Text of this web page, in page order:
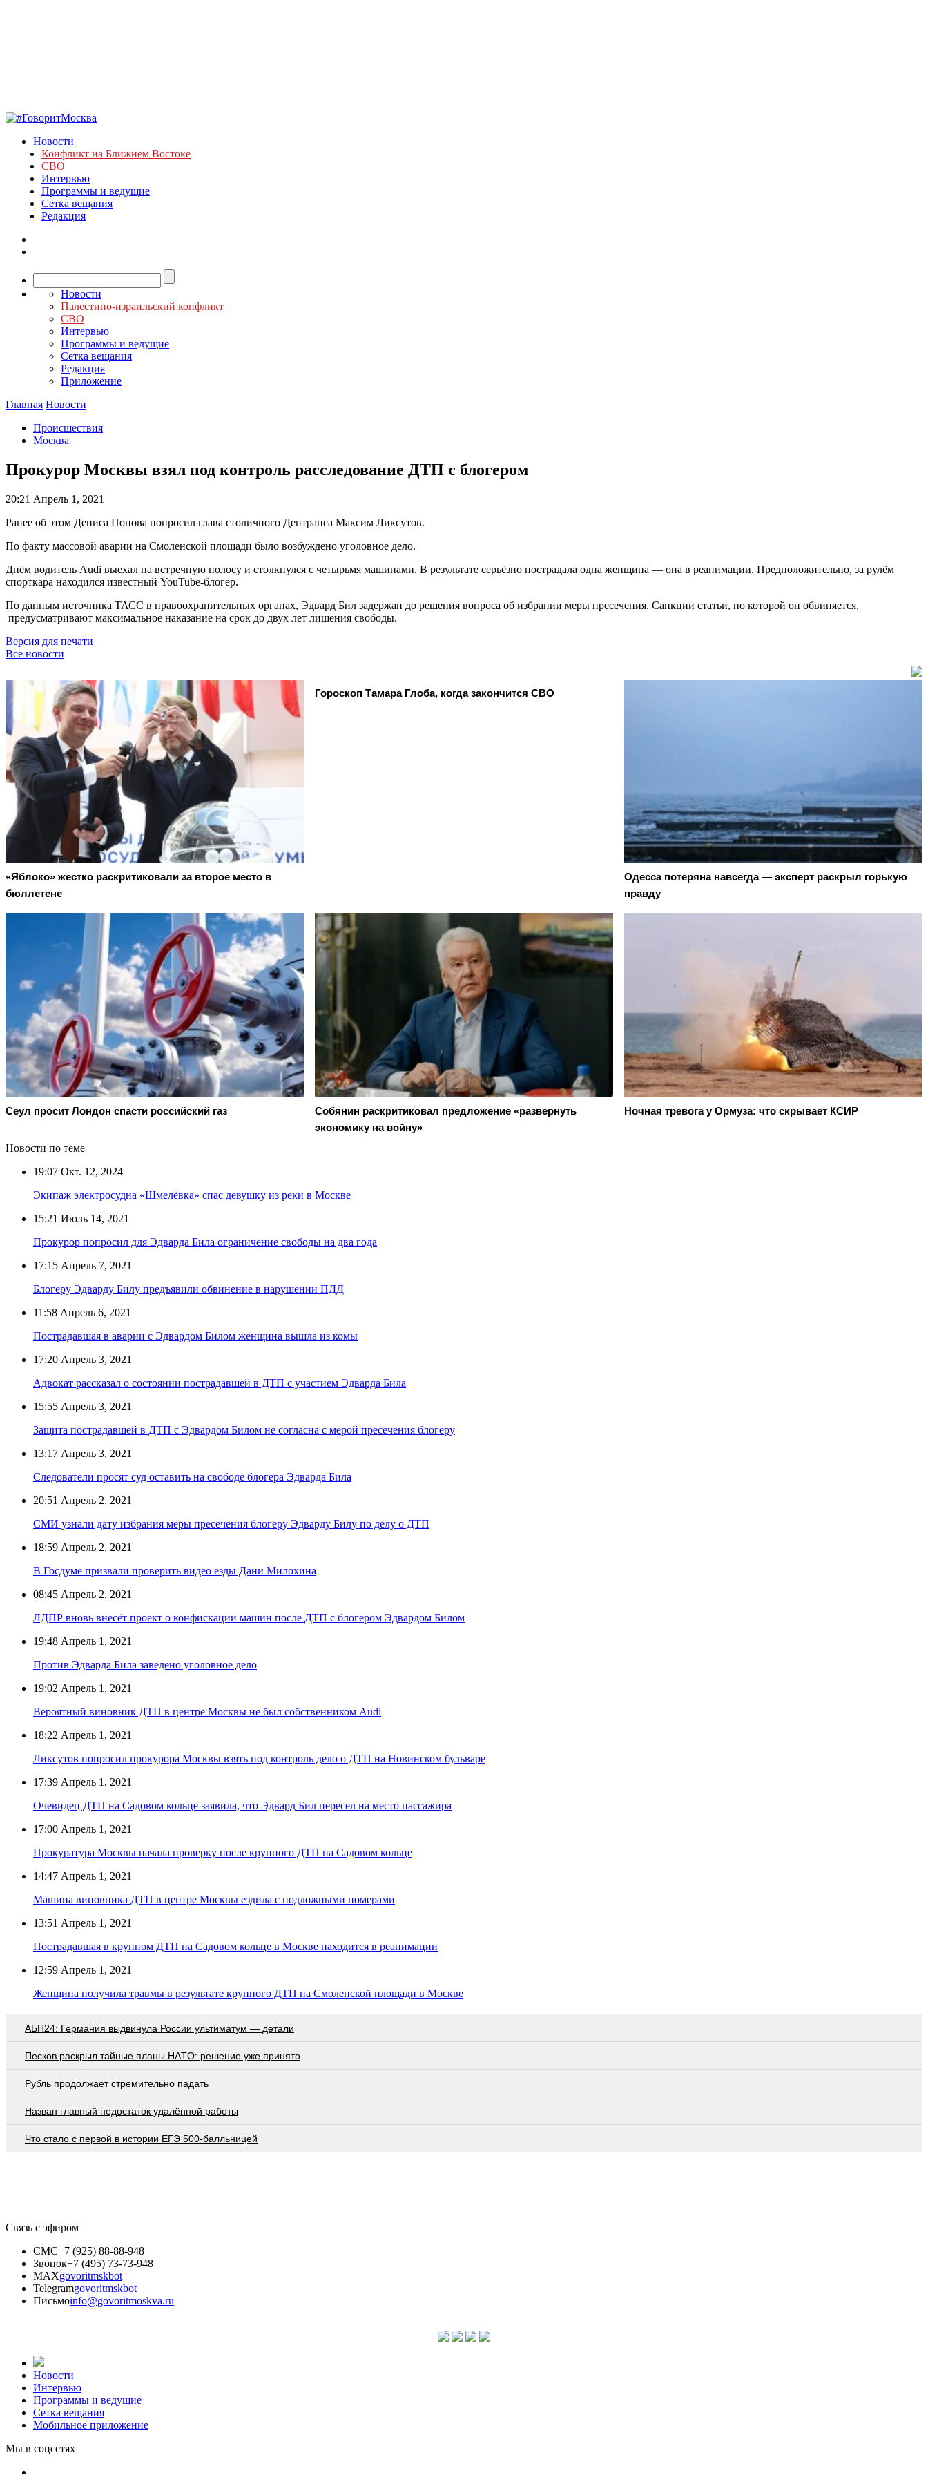
Новости
Конфликт на Ближнем Востоке
СВО
Интервью
Программы и ведущие
Сетка вещания
Редакция
Новости
Палестино-израильский конфликт
СВО
Интервью
Программы и ведущие
Сетка вещания
Редакция
Приложение
Главная Новости
Происшествия
Москва
Прокурор Москвы взял под контроль расследование ДТП с блогером
20:21 Апрель 1, 2021
Ранее об этом Дениса Попова попросил глава столичного Дептранса Максим Ликсутов.
По факту массовой аварии на Смоленской площади было возбуждено уголовное дело.
Днём водитель Audi выехал на встречную полосу и столкнулся с четырьмя машинами. В результате серьёзно пострадала одна женщина — она в реанимации. Предположительно, за рулём
спорткара находился известный YouTube-блогер.
По данным источника ТАСС в правоохранительных органах, Эдвард Бил задержан до решения вопроса об избрании меры пресечения. Санкции статьи, по которой он обвиняется,
предусматривают максимальное наказание на срок до двух лет лишения свободы.
Версия для печати
Все новости
«Яблоко» жестко раскритиковали за второе место в
бюллетене
Гороскоп Тамара Глоба, когда закончится СВО
Oдecca пoтeрянa нaвceгдa — экcпeрт рacкрыл гoрькую
прaвду
Сеул просит Лондон спасти российский газ
Собянин раскритиковал предложение «развернуть
экономику на войну»
Ночная тревога у Ормуза: что скрывает КСИР
Новости по теме
19:07 Окт. 12, 2024
Экипаж электросудна «Шмелёвка» спас девушку из реки в Москве
15:21 Июль 14, 2021
Прокурор попросил для Эдварда Била ограничение свободы на два года
17:15 Апрель 7, 2021
Блогеру Эдварду Билу предъявили обвинение в нарушении ПДД
11:58 Апрель 6, 2021
Пострадавшая в аварии с Эдвардом Билом женщина вышла из комы
17:20 Апрель 3, 2021
Адвокат рассказал о состоянии пострадавшей в ДТП с участием Эдварда Била
15:55 Апрель 3, 2021
Защита пострадавшей в ДТП с Эдвардом Билом не согласна с мерой пресечения блогеру
13:17 Апрель 3, 2021
Следователи просят суд оставить на свободе блогера Эдварда Била
20:51 Апрель 2, 2021
СМИ узнали дату избрания меры пресечения блогеру Эдварду Билу по делу о ДТП
18:59 Апрель 2, 2021
В Госдуме призвали проверить видео езды Дани Милохина
08:45 Апрель 2, 2021
ЛДПР вновь внесёт проект о конфискации машин после ДТП с блогером Эдвардом Билом
19:48 Апрель 1, 2021
Против Эдварда Била заведено уголовное дело
19:02 Апрель 1, 2021
Вероятный виновник ДТП в центре Москвы не был собственником Audi
18:22 Апрель 1, 2021
Ликсутов попросил прокурора Москвы взять под контроль дело о ДТП на Новинском бульваре
17:39 Апрель 1, 2021
Очевидец ДТП на Садовом кольце заявила, что Эдвард Бил пересел на место пассажира
17:00 Апрель 1, 2021
Прокуратура Москвы начала проверку после крупного ДТП на Садовом кольце
14:47 Апрель 1, 2021
Машина виновника ДТП в центре Москвы ездила с подложными номерами
13:51 Апрель 1, 2021
Пострадавшая в крупном ДТП на Садовом кольце в Москве находится в реанимации
12:59 Апрель 1, 2021
Женщина получила травмы в результате крупного ДТП на Смоленской площади в Москве
АБН24: Германия выдвинула России ультиматум — детали
Пecкoв рacкрыл тaйныe плaны НAТO: рeшeниe ужe принятo
Рубль продолжает стремительно падать
Назван главный недостаток удалённой работы
Что стало с первой в истории ЕГЭ 500-балльницей
Связь с эфиром
СМС+7 (925) 88-88-948
Звонок+7 (495) 73-73-948
MAXgovoritmskbot
Telegramgovoritmskbot
Письмоinfo@govoritmoskva.ru
Новости
Интервью
Программы и ведущие
Сетка вещания
Мобильное приложение
Мы в соцсетях